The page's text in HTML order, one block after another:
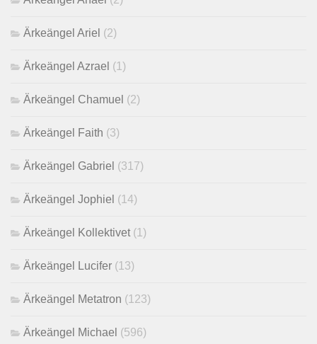
Ärkeängel Ariel (2)
Ärkeängel Azrael (1)
Ärkeängel Chamuel (2)
Ärkeängel Faith (3)
Ärkeängel Gabriel (317)
Ärkeängel Jophiel (14)
Ärkeängel Kollektivet (1)
Ärkeängel Lucifer (13)
Ärkeängel Metatron (123)
Ärkeängel Michael (596)